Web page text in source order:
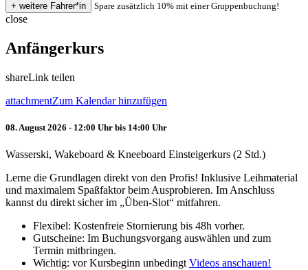
Spare zusätzlich 10% mit einer Gruppenbuchung!
close
Anfängerkurs
shareLink teilen
attachmentZum Kalendar hinzufügen
08. August 2026 - 12:00 Uhr bis 14:00 Uhr
Wasserski, Wakeboard & Kneeboard Einsteigerkurs (2 Std.)
Lerne die Grundlagen direkt von den Profis! Inklusive Leihmaterial
und maximalem Spaßfaktor beim Ausprobieren. Im Anschluss
kannst du direkt sicher im „Üben-Slot“ mitfahren.
Flexibel: Kostenfreie Stornierung bis 48h vorher.
Gutscheine: Im Buchungsvorgang auswählen und zum
Termin mitbringen.
Wichtig: vor Kursbeginn unbedingt Videos anschauen!